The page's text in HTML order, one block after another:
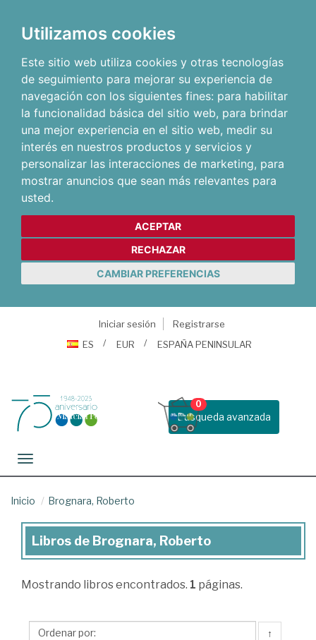
Utilizamos cookies
Este sitio web utiliza cookies y otras tecnologías
de seguimiento para mejorar su experiencia de
navegación con los siguientes fines: para habilitar
la funcionalidad básica del sitio web, para brindar
una mejor experiencia en el sitio web, medir su
interés en nuestros productos y servicios y
personalizar las interacciones de marketing, para
mostrar anuncios que sean más relevantes para
usted.
ACEPTAR
RECHAZAR
CAMBIAR PREFERENCIAS
Iniciar sesión
Registrarse
ES
EUR ESPAÑA PENINSULAR
Busqueda avanzada
0
Toggle navigation
Inicio Brognara, Roberto
Libros
Brognara,
Libros de Brognara, Roberto
Mostrando libros encontrados. 1 páginas.
↑